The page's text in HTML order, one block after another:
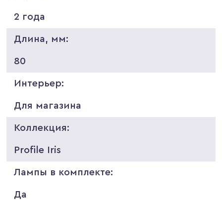
2 года
Длина, мм:
80
Интерьер:
Для магазина
Коллекция:
Profile Iris
Лампы в комплекте:
Да